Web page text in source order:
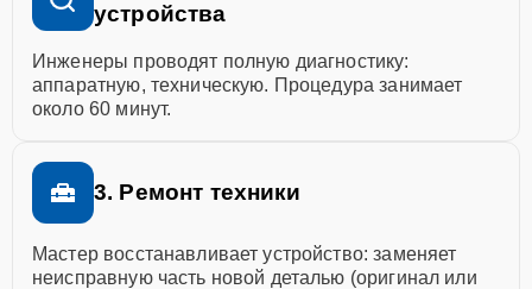
устройства
Инженеры проводят полную диагностику:
аппаратную, техническую. Процедура занимает
около 60 минут.
3. Ремонт техники
Мастер восстанавливает устройство: заменяет
неисправную часть новой деталью (оригинал или